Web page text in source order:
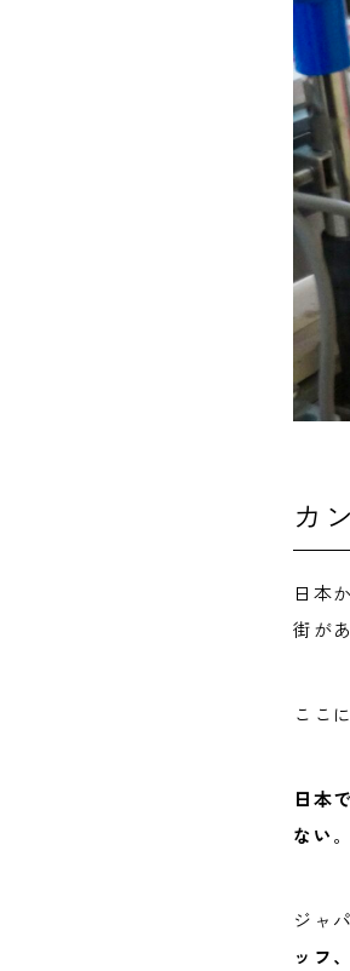
カ
日本
街が
ここ
日本
ない。
ジャ
ッフ